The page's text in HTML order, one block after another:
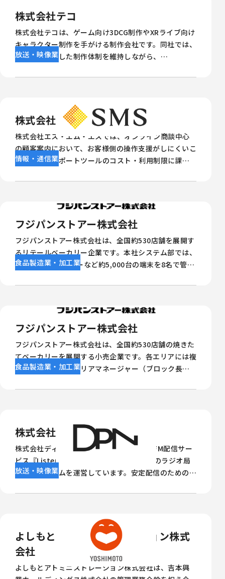
減しながら、より安全で管理しやすいネットワーク環
株式会社テコ
株式会社テコは、ゲーム向け3DCG制作やXRライブ向け
キャラクター制作を手がける制作会社です。同社では、
出社を基本とした制作体制を維持しながら、
リモートアクセス環境を整備しました。これにより、軽
制作業務を止めずに働ける体制を実現しています。本記
事では、株式会社テコにおける Splashtop
Enterprise の導入背景、活用シーン、導入効果を紹介
します。
放送・映像業
株式会社エス・エム・エス
株式会社エス・エム・エスでは、オンライン商談中心
の顧客案内において、お客様側の操作支援がしにくいこ
とや、遠隔サポートツールのコスト・利用制限に課題
Support（SOS） を導入し、Apple製品（タブレッ
で案内しながら接続できる運用により、1人あたり1時
間程度の案内時間削減につなげています。
情報・通信業
フジパンストアー株式会社
フジパンストアー株式会社は、全国約530店舗を展開す
るリテールベーカリー企業です。本社システム部では、
PC・iPad・ルーターなど約5,000台の端末を8名で管理
備が課題でした。Splashtopの導入により、リモート
の導入背景と効果について、システム部 部長の舟橋正
髙氏に伺いました。
食品製造業・加工業
フジパンストアー株式会社
フジパンストアー株式会社は、全国約530店舗の焼きた
てベーカリーを展開する小売企業です。各エリアには複
数店舗を支援するエリアマネージャー（ブロック長）
指導など幅広い業務を担っています。今回は、浜松〜三
て伺いました。
食品製造業・加工業
株式会社DPN
株式会社ディーピーエヌは、コミュニティFM配信サー
ビス『ListenRadio』を通じて全国約90局のラジオ局
の配信システムを運営しています。安定配信のための遠
トラブル復旧の遅れが課題となっていました。 そこで
なリモートサポートツール「Splashtop」です。遠隔
操作や再起動機能を活用することで、全国のラジオ局の
トラブル対応を効率化し、安定した配信体制を実現し
ました。
放送・映像業
よしもとアドミニストレーション株式
会社
よしもとアドミニストレーション株式会社は、吉本興